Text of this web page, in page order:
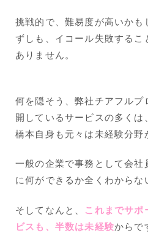
挑戦的で、難易度が高いか
ずしも、イコール失敗するこ
ありません。
何を隠そう、弊社チアフル
開しているサービスの多くは
橋本自身も元々は未経験分野
一般の企業で事務として会社
に何ができるか全くわからな
そしてなんと、 これまでサポ
ビスも、半数は未経験からで